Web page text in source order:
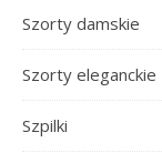
Szorty damskie
Szorty eleganckie
Szpilki